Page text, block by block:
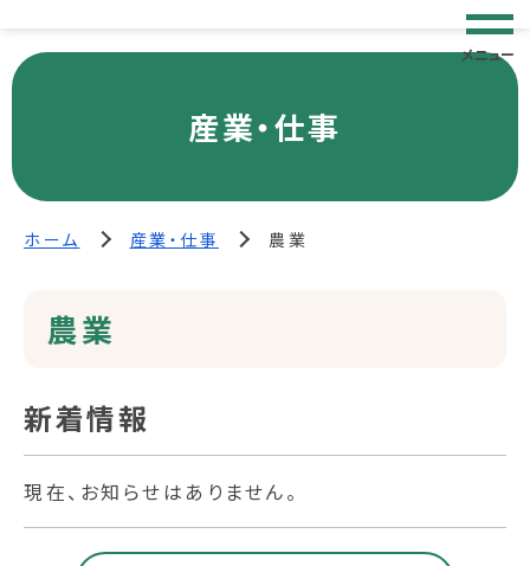
メニュー
産業・仕事
ホーム 産業・仕事 農業
農業
新着情報
現在、お知らせはありません。